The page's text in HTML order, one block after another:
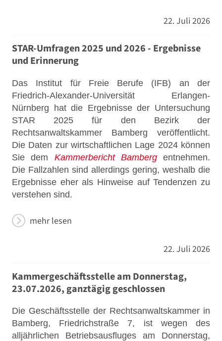
22. Juli 2026
STAR-Umfragen 2025 und 2026 - Ergebnisse
und Erinnerung
Das Institut für Freie Berufe (IFB) an der
Friedrich-Alexander-Universität Erlangen-
Nürnberg hat die Ergebnisse der Untersuchung
STAR 2025 für den Bezirk der
Rechtsanwaltskammer Bamberg veröffentlicht.
Die Daten zur wirtschaftlichen Lage 2024 können
Sie dem Kammerbericht Bambergentnehmen.
Die Fallzahlen sind allerdings gering, weshalb die
Ergebnisse eher als Hinweise auf Tendenzen zu
verstehen sind.
mehr lesen
22. Juli 2026
Kammergeschäftsstelle am Donnerstag,
23.07.2026, ganztägig geschlossen
Die Geschäftsstelle der Rechtsanwaltskammer in
Bamberg, Friedrichstraße 7, ist wegen des
alljährlichen Betriebsausfluges am Donnerstag,